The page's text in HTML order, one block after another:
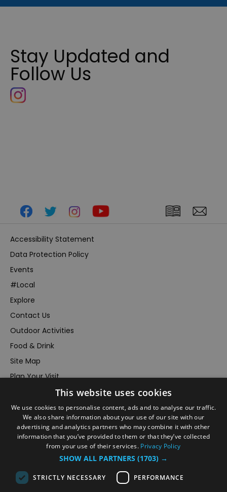
Stay Updated and
Follow Us
Accessibility Statement
Data Protection Policy
Events
#Local
Explore
Contact Us
Outdoor Activities
Food & Drink
Site Map
Plan Your Visit
Inspire Me
Submit Your Event
Terms and Conditions
Members Login
Powered by Translate
This website uses cookies
We use cookies to personalise content, ads and to analyse our traffic.
We also share information about your use of our site with our
advertising and analytics partners who may combine it with other
information that you’ve provided to them or that they’ve collected
from your use of their services. Privacy Policy
SHOW ALL PARTNERS (1703) →
STRICTLY NECESSARY PERFORMANCE